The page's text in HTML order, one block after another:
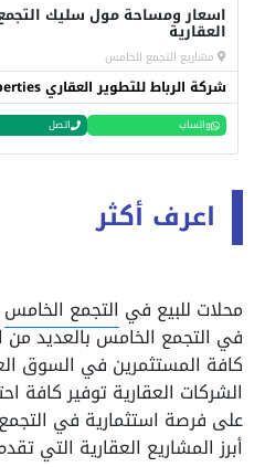
اسعار ومساحة مول سليك
العقارية
مشاريع التجمع الخامس
شركة الرباط للتطوير العقاري AlRabat Properties
واتساب اتصل
اعرف أكثر
محلات للبيع في التجمع الخامس
في التجمع الخامس بالعديد من
كافة المستثمرين في السوق
الشركات العقارية توفير كافة
على فرصة استثمارية في
أبرز المشاريع العقارية التي